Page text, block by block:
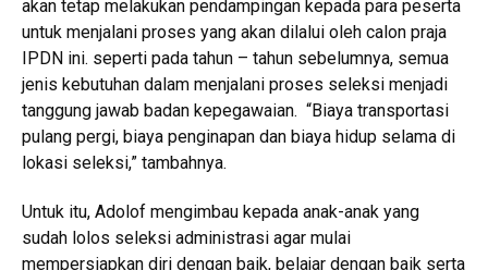
akan tetap melakukan pendampingan kepada para peserta
untuk menjalani proses yang akan dilalui oleh calon praja
IPDN ini. seperti pada tahun – tahun sebelumnya, semua
jenis kebutuhan dalam menjalani proses seleksi menjadi
tanggung jawab badan kepegawaian. “Biaya transportasi
pulang pergi, biaya penginapan dan biaya hidup selama di
lokasi seleksi,” tambahnya.
Untuk itu, Adolof mengimbau kepada anak-anak yang
sudah lolos seleksi administrasi agar mulai
mempersiapkan diri dengan baik, belajar dengan baik serta